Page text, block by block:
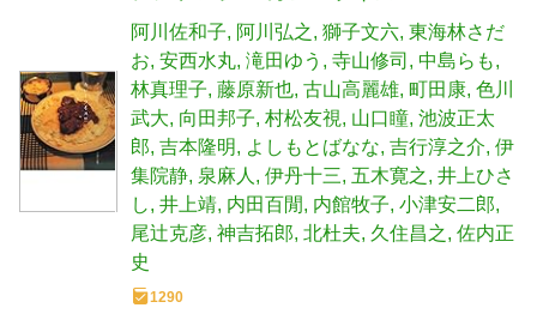
阿川佐和子 阿川弘之 獅子文六 東海林さだ
お 安西水丸 滝田ゆう 寺山修司
中島らも
林真理子 藤原新也 古山高麗雄 町田康 色川
武大 向田邦子 村松友視 山口瞳 池波正太
郎 吉本隆明 よしもとばなな 吉行淳之介 伊
集院静 泉麻人 伊丹十三 五木寛之 井上ひさ
し 井上靖 内田百閒 内館牧子 小津安二郎
尾辻克彦 神吉拓郎 北杜夫 久住昌之 佐内正
史
1290